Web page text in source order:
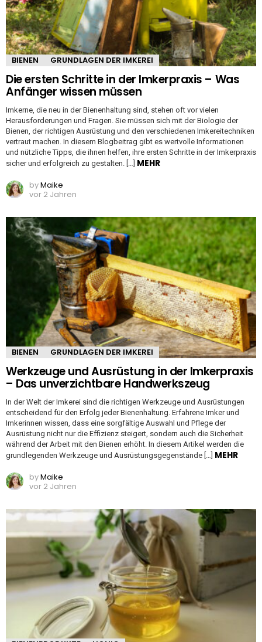
BIENEN GRUNDLAGEN DER IMKEREI
Die ersten Schritte in der Imkerpraxis – Was
Anfänger wissen müssen
Imkerne, die neu in der Bienenhaltung sind, stehen oft vor vielen
Herausforderungen und Fragen. Sie müssen sich mit der Biologie der
Bienen, der richtigen Ausrüstung und den verschiedenen Imkereitechniken
vertraut machen. In diesem Blogbeitrag gibt es wertvolle Informationen
und nützliche Tipps, die ihnen helfen, ihre ersten Schritte in der Imkerpraxis
sicher und erfolgreich zu gestalten. […] MEHR
byMaike
vor 2 Jahren
BIENEN GRUNDLAGEN DER IMKEREI
Werkzeuge und Ausrüstung in der Imkerpraxis
– Das unverzichtbare Handwerkszeug
In der Welt der Imkerei sind die richtigen Werkzeuge und Ausrüstungen
entscheidend für den Erfolg jeder Bienenhaltung. Erfahrene Imker und
Imkerinnen wissen, dass eine sorgfältige Auswahl und Pflege der
Ausrüstung nicht nur die Effizienz steigert, sondern auch die Sicherheit
während der Arbeit mit den Bienen erhöht. In diesem Artikel werden die
grundlegenden Werkzeuge und Ausrüstungsgegenstände […] MEHR
byMaike
vor 2 Jahren